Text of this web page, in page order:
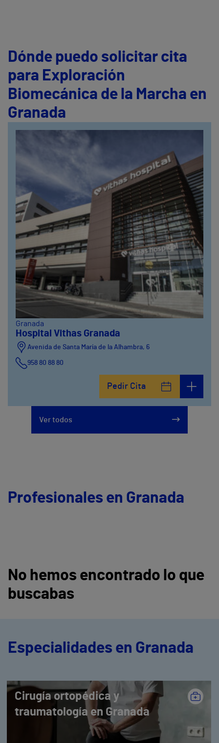
Dónde puedo solicitar cita
para Exploración
Biomecánica de la Marcha en
Granada
Granada
Hospital Vithas Granada
Avenida de Santa María de la Alhambra, 6
958 80 88 80
Pedir Cita
Ver todos
Profesionales en Granada
No hemos encontrado lo que
buscabas
Especialidades en Granada
Cirugía ortopédica y
traumatología en Granada